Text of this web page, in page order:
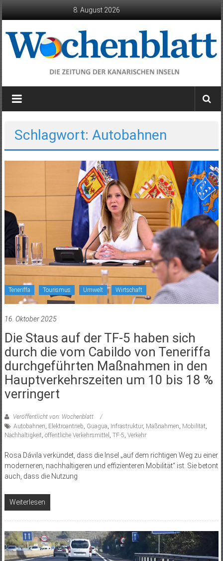
8. August 2026
Wochenblatt
die
Kanarischen
Inseln
Schlagwort: Autobahnen
Teneriffa Tourismus Umwelt Wirtschaft
16. Oktober 2025
Die Staus auf der TF-5 haben sich
durch die vom Cabildo von Teneriffa
durchgeführten Maßnahmen in den
Hauptverkehrszeiten um 10 bis 18 %
verringert
Veröffentlicht von: Wochenblatt
Autobahnen Elektroantrieb Guagua Infrastruktur, Maßnahmen Mobilität
Nachhaltigkeit öffentliche Verkehrsmittel TF-5 Verkehr
Rosa Dávila verkündet, dass die Insel „auf dem richtigen Weg zu einer
moderneren, nachhaltigeren und effizienteren Mobilität“ ist. Sie betont
auch, dass die Nutzung
Weiterlesen